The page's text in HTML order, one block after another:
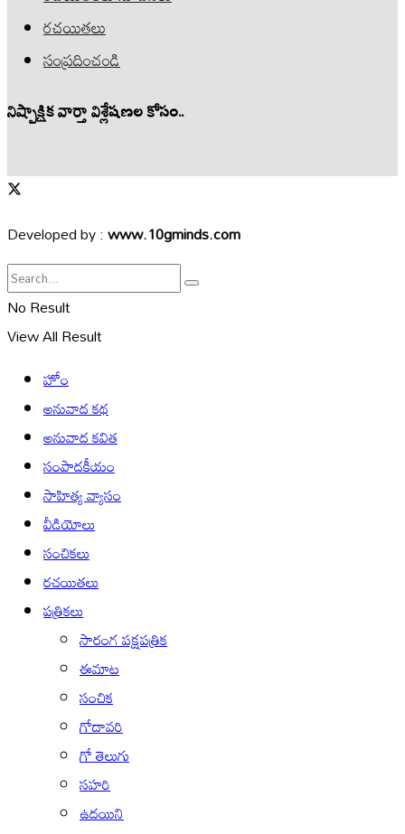
రచయితలు
సంప్రదించండి
నిష్పాక్షిక వార్తా విశ్లేషణల కోసం..
Developed by :www.10gminds.com
No Result
View All Result
హోం
అనువాద కథ
అనువాద కవిత
సంపాదకీయం
సాహిత్య వ్యాసం
వీడియోలు
సంచికలు
రచయితలు
పత్రికలు
సారంగ పక్షపత్రిక
ఈమాట
సంచిక
గోదావరి
గో తెలుగు
సహరి
ఉదయిని